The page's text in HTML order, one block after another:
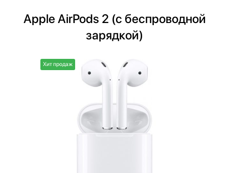
Apple AirPods 2 (с беспроводной
зарядкой)
Хит продаж